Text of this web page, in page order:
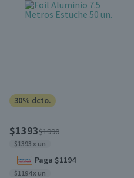
30% dcto.
$1393$1990
$1393 x un
Paga $1194
$1194 x un